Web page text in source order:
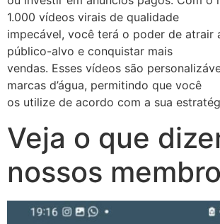
1.000 vídeos virais de qualidade
impecável, você terá o poder de atrair
público-alvo e conquistar mais
vendas. Esses vídeos são
marcas d’água, permitindo que você
os utilize de acordo com a sua
Veja o que
nossos